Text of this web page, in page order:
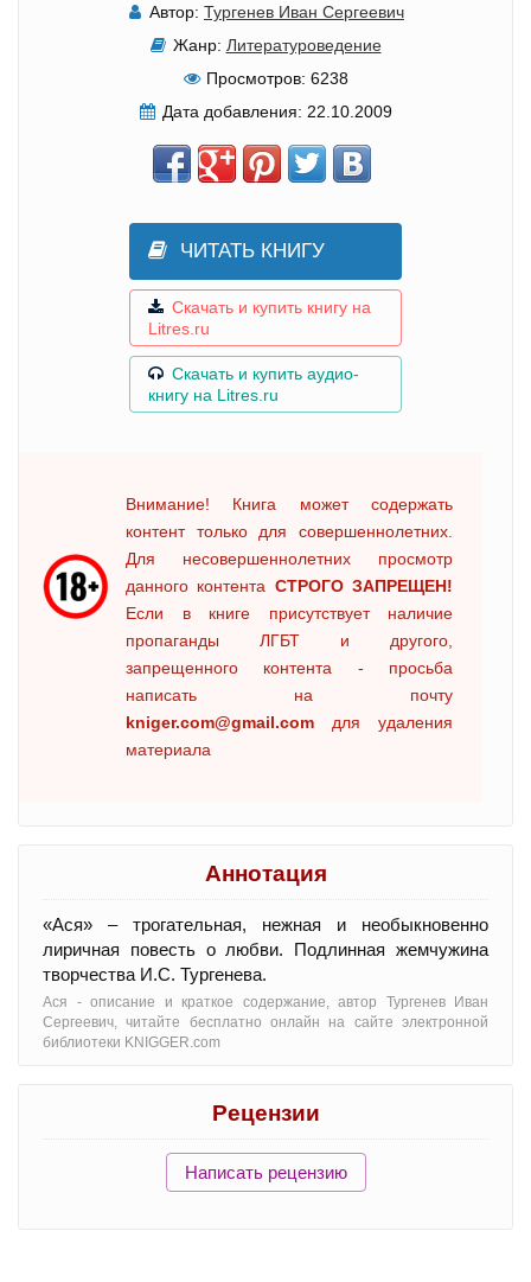
Автор: Тургенев Иван Сергеевич
Жанр: Литературоведение
Просмотров: 6238
Дата добавления: 22.10.2009
ЧИТАТЬ КНИГУ
Скачать и купить книгу на
Litres.ru
Скачать и купить аудио-
книгу на Litres.ru
Внимание! Книга может содержать
контент только для совершеннолетних.
Для несовершеннолетних просмотр
данного контента СТРОГО ЗАПРЕЩЕН!
Если в книге присутствует наличие
пропаганды ЛГБТ и другого,
запрещенного контента - просьба
написать на почту
kniger.com@gmail.com для удаления
материала
Аннотация
«Ася» – трогательная, нежная и необыкновенно
лиричная повесть о любви. Подлинная жемчужина
творчества И.С. Тургенева.
Ася - oписание и краткое содержание, автор Тургенев Иван
Сергеевич, читайте бесплатно онлайн на сайте электронной
библиотеки KNIGGER.com
Рецензии
Написать рецензию